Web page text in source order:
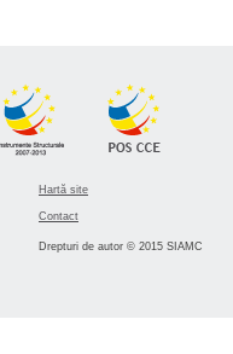
Hartă site
Contact
Drepturi de autor © 2015 SIAMC